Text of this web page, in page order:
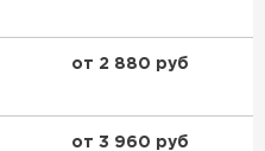
от 2 880 руб
от 3 960 руб